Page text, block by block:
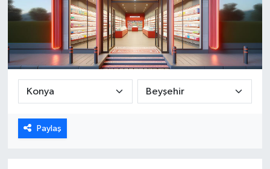
Paylaş
Son Dakika Haberleri
Haber Arşivi